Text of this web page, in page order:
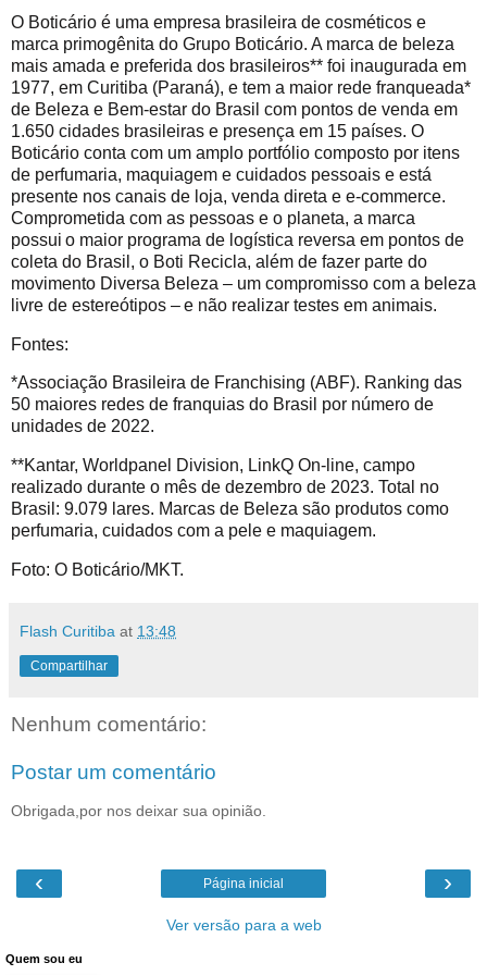
O Boticário é uma empresa brasileira de cosméticos e
marca primogênita do Grupo Boticário. A marca de beleza
mais amada e preferida dos brasileiros** foi inaugurada em
1977, em Curitiba (Paraná), e tem a maior rede franqueada*
de Beleza e Bem-estar do Brasil com pontos de venda em
1.650 cidades brasileiras e presença em 15 países. O
Boticário conta com um amplo portfólio composto por itens
de perfumaria, maquiagem e cuidados pessoais e está
presente nos canais de loja, venda direta e e-commerce.
Comprometida com as pessoas e o planeta, a marca
possui o maior programa de logística reversa em pontos de
coleta do Brasil, o Boti Recicla, além de fazer parte do
movimento Diversa Beleza – um compromisso com a beleza
livre de estereótipos – e não realizar testes em animais.
Fontes:
*Associação Brasileira de Franchising (ABF). Ranking das
50 maiores redes de franquias do Brasil por número de
unidades de 2022.
**Kantar, Worldpanel Division, LinkQ On-line, campo
realizado durante o mês de dezembro de 2023. Total no
Brasil: 9.079 lares. Marcas de Beleza são produtos como
perfumaria, cuidados com a pele e maquiagem.
Foto: O Boticário/MKT.
Flash Curitiba at 13:48
Compartilhar
Nenhum comentário:
Postar um comentário
Obrigada,por nos deixar sua opinião.
‹ ›
Página inicial
Ver versão para a web
Quem sou eu